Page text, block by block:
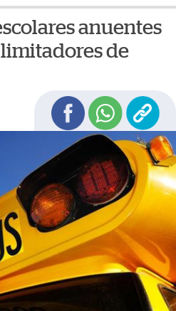
anuentes
limitadores de